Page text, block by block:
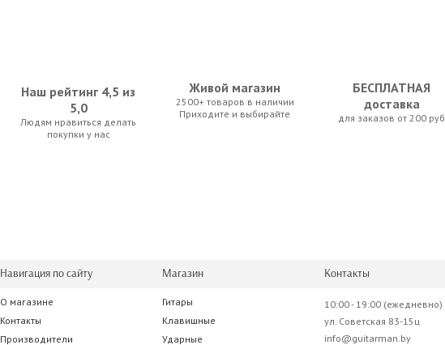
HH Vector VRE-8A Behringer Xenyx X2442USB
Soundcraft EFX12
Наш рейтинг 4,5 из
5,0
Людям нравиться делать
покупки у нас
Живой магазин
2500+ товаров в наличии
Приходите и выбирайте
БЕСПЛАТНАЯ
доставка
для заказов от 200 руб
Навигация по сайту
О магазине
Контакты
Производители
Магазин
Гитары
Клавишные
Ударные
Контакты
10:00 - 19:00 (ежедневно)
ул. Советская 83-15ц
info@guitarman.by